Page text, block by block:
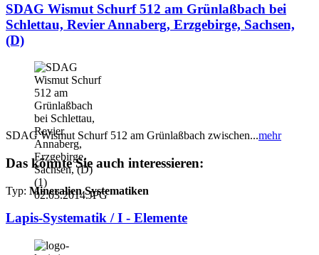
SDAG Wismut Schurf 512 am Grünlaßbach bei
Schlettau, Revier Annaberg, Erzgebirge, Sachsen,
(D)
SDAG Wismut Schurf 512 am Grünlaßbach zwischen...mehr
Das könnte Sie auch interessieren:
Typ: Mineralien Systematiken
Lapis-Systematik / I - Elemente